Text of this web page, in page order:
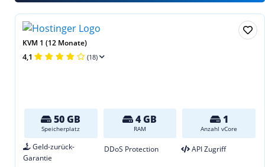
KVM 1 (12 Monate)
4,1 (18)
50 GB
Speicherplatz
4 GB
RAM
1
Anzahl vCore
Geld-zurück-
Garantie
DDoS Protection API Zugriff